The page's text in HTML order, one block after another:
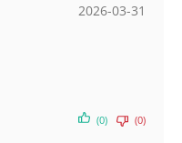
2026-03-31
(0) (0)